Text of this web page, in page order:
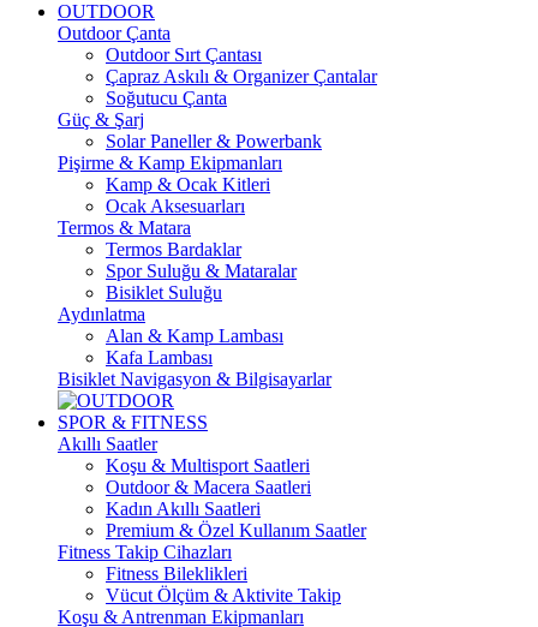
OUTDOOR
Outdoor Çanta
Outdoor Sırt Çantası
Çapraz Askılı & Organizer Çantalar
Soğutucu Çanta
Güç & Şarj
Solar Paneller & Powerbank
Pişirme & Kamp Ekipmanları
Kamp & Ocak Kitleri
Ocak Aksesuarları
Termos & Matara
Termos Bardaklar
Spor Suluğu & Mataralar
Bisiklet Suluğu
Aydınlatma
Alan & Kamp Lambası
Kafa Lambası
Bisiklet Navigasyon & Bilgisayarlar
SPOR & FITNESS
Akıllı Saatler
Koşu & Multisport Saatleri
Outdoor & Macera Saatleri
Kadın Akıllı Saatleri
Premium & Özel Kullanım Saatler
Fitness Takip Cihazları
Fitness Bileklikleri
Vücut Ölçüm & Aktivite Takip
Koşu & Antrenman Ekipmanları